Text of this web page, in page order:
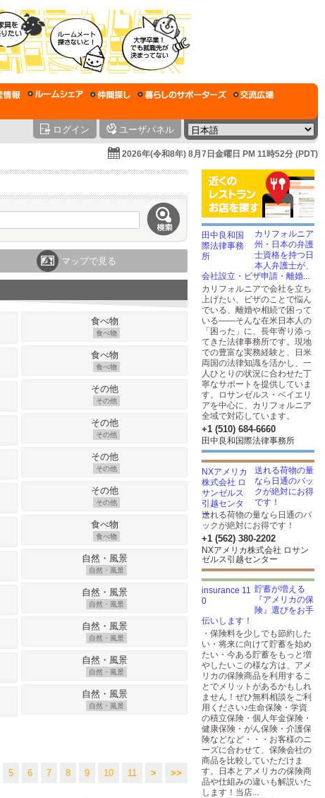
ログイン ユーザパネル
2026年(令和8年) 8月7日金曜日 PM 11時52分 (PDT)
マップで見る
食べ物
食べ物
その他
その他
その他
その他
食べ物
自然・風景
自然・風景
自然・風景
自然・風景
自然・風景
5 6 7 8 9 10 11 > >>
カリフォルニア
州・日本の弁護
士資格を持つ日
本人弁護士が、
会社設立・ビザ申請・離婚...
カリフォルニアで会社を立ち
上げたい、ビザのことで悩ん
でいる、離婚や相続で困って
いる――そんな在米日本人の
「困った」に、長年寄り添っ
てきた法律事務所です。現地
での豊富な実務経験と、日米
両国の法律知識を活かし、一
人ひとりの状況に合わせた丁
寧なサポートを提供していま
す。ロサンゼルス・ベイエリ
アを中心に、カリフォルニア
全域で対応しています。
+1 (510) 684-6660
田中良和国際法律事務所
送れる荷物の量
なら日通のパッ
クが絶対にお得
です！
送れる荷物の量なら日通のパ
ックが絶対にお得です！
+1 (562) 380-2202
NXアメリカ株式会社 ロサン
ゼルス引越センター
貯蓄が増える
『アメリカの保
険』選びをお手
伝いします！
・保険料を少しでも節約した
い・将来に向けて貯蓄を始め
たい・今ある貯蓄をもっと増
やしたいこの様な方は、アメ
リカの保険商品を利用するこ
とでメリットがあるかもしれ
ません！ぜひ無料相談をご利
用ください♪生命保険・学資
の積立保険・個人年金保険・
健康保険・がん保険・介護保
険などなど・・・お客様のニ
ーズに合わせて、保険会社の
商品を比較していただけま
す。日本とアメリカの保険商
品や仕組みの違いも解説いた
します！当店...